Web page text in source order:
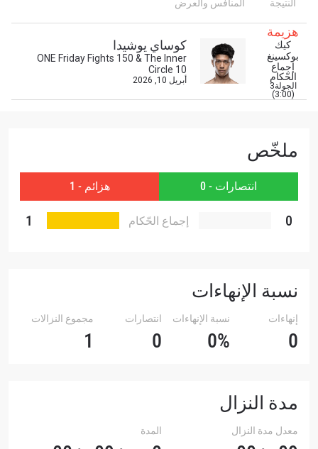
النتيجة المنافس والعرض
هزيمة
كيك
بوكسينغ
إجماع
الحّكام
الجولة3
(3:00)
كوساي يوشيدا
ONE Friday Fights 150 & The Inner
Circle 10
أبريل 10, 2026
ملخّص
انتصارات - 0 هزائم - 1
0 إجماع الحّكام 1
نسبة الإنهاءات
إنهاءات
0
نسبة الإنهاءات
0%
انتصارات
0
مجموع النزالات
1
مدة النزال
معدل مدة النزال المدة
المنافس
شاهد أبرز اللقطات
خذ بطولة "ون" معك أينما ذهبت! اشترك الآن للوصول
إلى آخر الأخبار، وفتح العروض الخاصة والحصول على
أفضل المقاعد لعروضنا الحية.
البريد الإلكتروني
بإرسال هذا النموذج، فإنك توافق على جمعنا لمعلوماتك
سياسة الخصوصية